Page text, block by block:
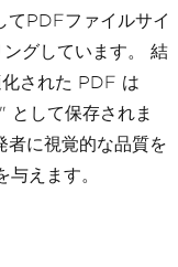
てPDFファイルサイ
グしています。 結
された PDF は
して保存されま
に視覚的な品質を
えます。